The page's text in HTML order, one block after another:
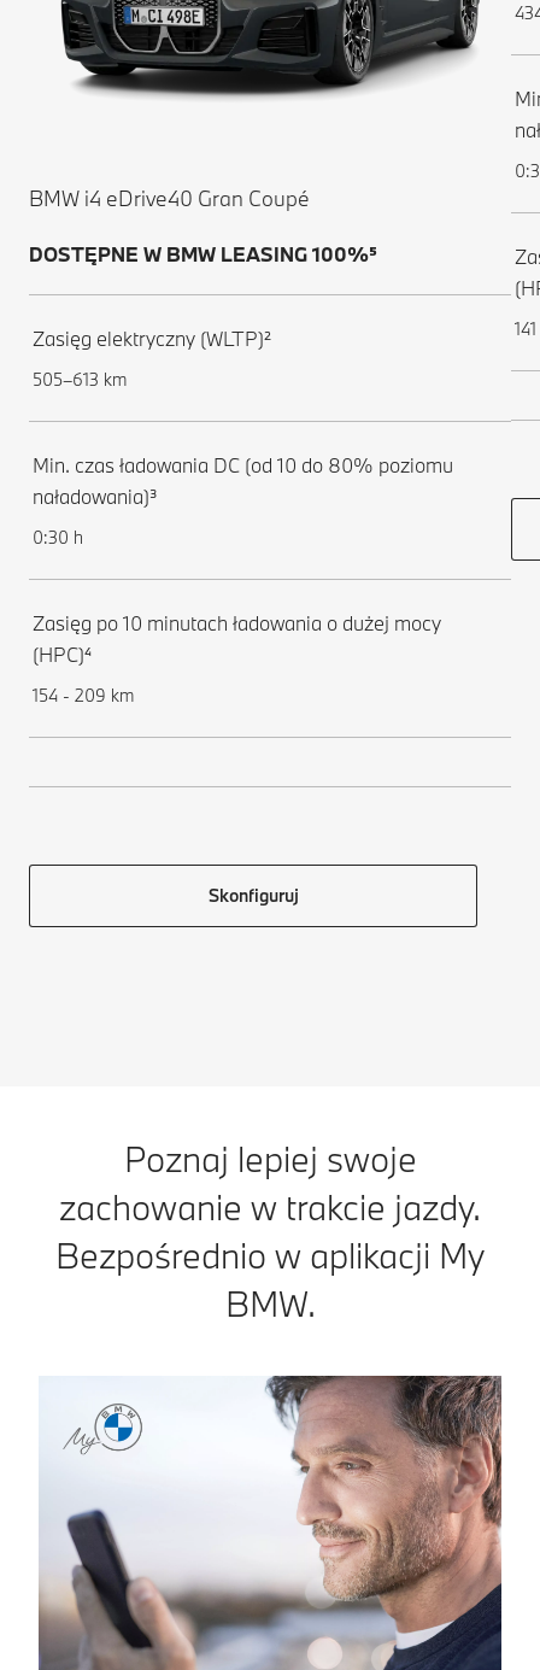
BMW i4 eDrive40 Gran Coupé
DOSTĘPNE W BMW LEASING 100%⁵
Zasięg elektryczny (WLTP)²
505–613 km
Min. czas ładowania DC (od 10 do 80% poziomu
naładowania)³
0:30 h
Zasięg po 10 minutach ładowania o dużej mocy
(HPC)⁴
154 - 209 km
Skonfiguruj
Poznaj lepiej swoje
zachowanie w trakcie jazdy.
Bezpośrednio w aplikacji My
BMW.